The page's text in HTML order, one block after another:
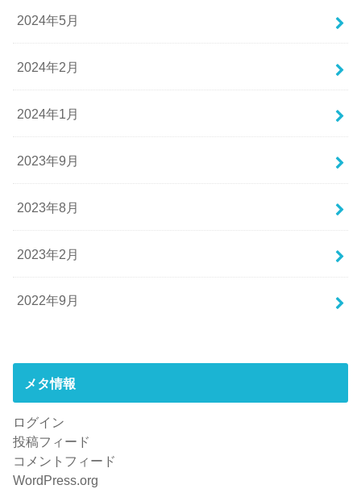
2024年5月
2024年2月
2024年1月
2023年9月
2023年8月
2023年2月
2022年9月
メタ情報
ログイン
投稿フィード
コメントフィード
WordPress.org